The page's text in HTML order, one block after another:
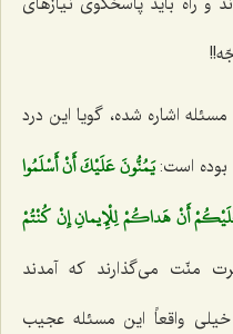
مسئله اشاره شده، گویا این درد
است:يَمُنُّونَ عَلَيْكَ أَنْ أَسْلَمُوا
أَنْ هَداكُمْ لِلْإِيمانِ إِنْ كُنْتُمْ
به سرت منّت می‌گذارند كه آمدند
واقعاً این مسئله عجیب